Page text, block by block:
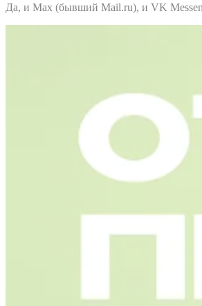
Да, и Max (бывший Mail.ru), и VK